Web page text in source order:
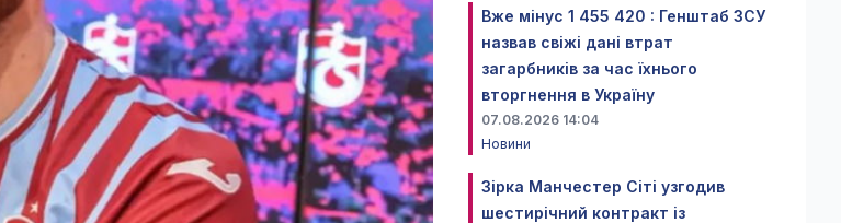
Вже мінус 1 455 420 : Генштаб ЗСУ
назвав свіжі дані втрат
загарбників за час їхнього
вторгнення в Україну
07.08.2026 14:04
Новини
Зірка Манчестер Сіті узгодив
шестирічний контракт із